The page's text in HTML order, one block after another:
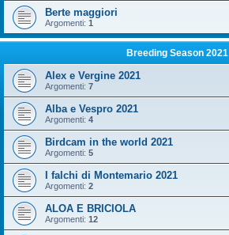
Berte maggiori
Argomenti: 1
Breeding Season 2021
Alex e Vergine 2021
Argomenti: 7
Alba e Vespro 2021
Argomenti: 4
Birdcam in the world 2021
Argomenti: 5
I falchi di Montemario 2021
Argomenti: 2
ALOA E BRICIOLA
Argomenti: 12